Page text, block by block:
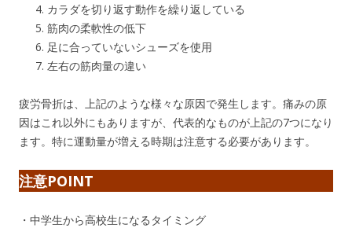
カラダを切り返す動作を繰り返している
筋肉の柔軟性の低下
足に合っていないシューズを使用
左右の筋肉量の違い
疲労骨折は、上記のような様々な原因で発生します。痛みの原
因はこれ以外にもありますが、代表的なものが上記の7つになり
ます。特に運動量が増える時期は注意する必要があります。
注意POINT
・中学生から高校生になるタイミング